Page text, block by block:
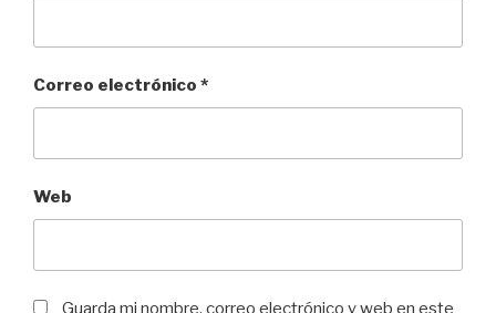
Correo electrónico *
Web
Guarda mi nombre, correo electrónico y web en este